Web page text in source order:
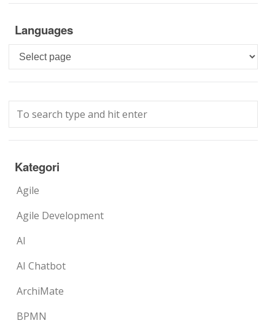
Languages
Languages
Kategori
Agile
Agile Development
AI
AI Chatbot
ArchiMate
BPMN